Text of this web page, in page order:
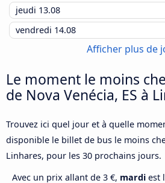
jeudi 13.08
vendredi 14.08
Afficher plus de
Le moment le moins
de Nova Venécia, ES à
Trouvez ici quel jour et à quelle
disponible le billet de bus le moins
Linhares, pour les 30 prochains jours.
Avec un prix allant de 3 €, mardi est